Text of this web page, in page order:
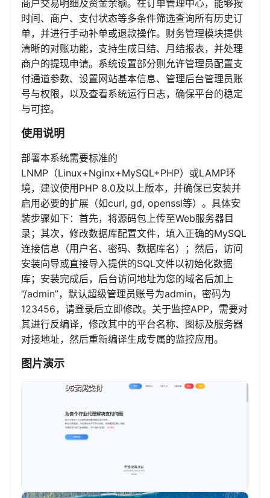
商户交易明细及资金余额。在订单管理中心，能够按
时间、商户、支付状态等多条件筛选查询所有历史订
单，并进行手动补单或退款操作。财务管理模块提供
清晰的对账功能，支持生成日结、月结报表，并处理
商户的提现申请。系统设置部分则允许管理员配置支
付通道参数、设置网站基本信息、管理后台管理员账
号与权限，以及查看系统运行日志，确保平台的稳定
与可控。
使用说明
部署本系统需要标准的
LNMP（Linux+Nginx+MySQL+PHP）或LAMP环
境，建议使用PHP 8.0及以上版本，并确保已安装并
启用必要的扩展（如curl, gd, openssl等）。具体安
装步骤如下：首先，将源码包上传至Web服务器目
录；其次，修改数据库配置文件，填入正确的MySQL
连接信息（用户名、密码、数据库名）；然后，访问
安装向导或直接导入提供的SQL文件以初始化数据
库；安装完成后，后台访问地址为您的域名后加上
“/admin”，默认超级管理员账号为admin，密码为
123456，请登录后立即修改。关于监控APP，需要对
其进行反编译，修改其中的平台名称、图标及服务器
对接地址，然后重新编译生成专属的监控应用。
图片演示